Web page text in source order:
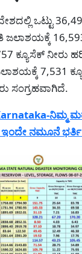
ಒಟ್ಟು
ಕ್ಯೂಸೆಕ್ ನೀರು
7,531
ಸಂಗ್ರಹವಾಗಿದೆ.
ನಿಮ್ಮ
ಇಂದೇ ನಮೂನೆ